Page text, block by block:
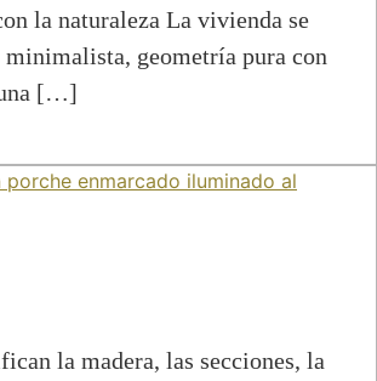
la naturaleza La vivienda se
geometría pura con
una […]
la madera, las secciones, la